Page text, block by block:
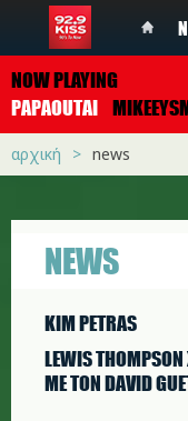
NOW PLAYING
PAPAOUTAI
αρχική news
NEWS
KIM PETRAS
LEWIS
ΜΕ ΤΟΝ DAVID